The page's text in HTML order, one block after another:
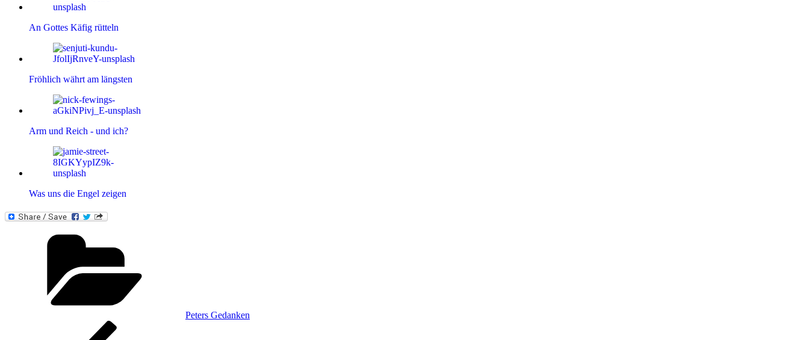
An Gottes Käfig rütteln
Fröhlich währt am längsten
Arm und Reich - und ich?
Was uns die Engel zeigen
Peters Gedanken
Beitragsnavigation